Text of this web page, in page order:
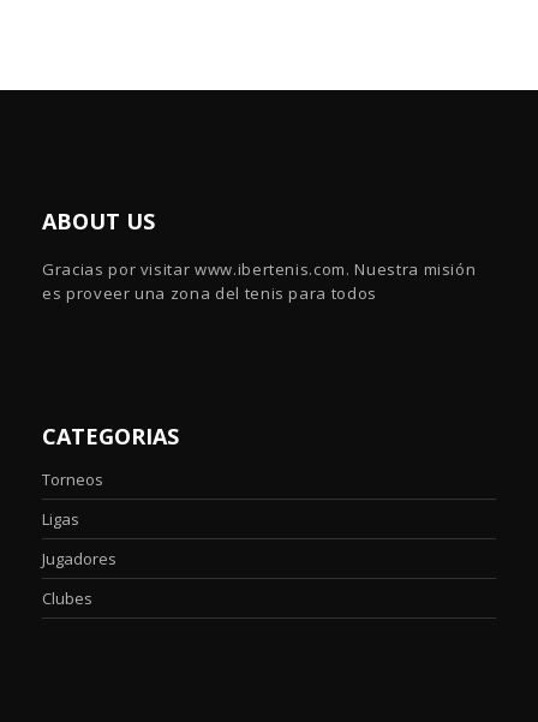
ABOUT US
Gracias por visitar www.ibertenis.com. Nuestra misión
es proveer una zona del tenis para todos
CATEGORIAS
Torneos
Ligas
Jugadores
Clubes